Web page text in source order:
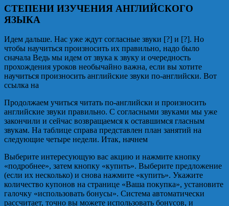
СТЕПЕНИ ИЗУЧЕНИЯ АНГЛИЙСКОГО
ЯЗЫКА
Идем дальше. Нас уже ждут согласные звуки [?] и [?]. Но
чтобы научиться произносить их правильно, надо было
сначала Ведь мы идем от звука к звуку и очередность
прохождения уроков необычайно важна, если вы хотите
научиться произносить английские звуки по-английски. Вот
ссылка на
Продолжаем учиться читать по-английски и произносить
английские звуки правильно. С согласными звуками мы уже
закончили и сейчас возвращаемся к оставшимся гласным
звукам. На таблице справа представлен план занятий на
следующие четыре недели. Итак, начнем
Выберите интересующую вас акцию и нажмите кнопку
«подробнее», затем кнопку «купить». Выберите предложение
(если их несколько) и снова нажмите «купить». Укажите
количество купонов на странице «Ваша покупка», установите
галочку «использовать бонусы». Система автоматически
рассчитает, точно вы можете использовать бонусов, и